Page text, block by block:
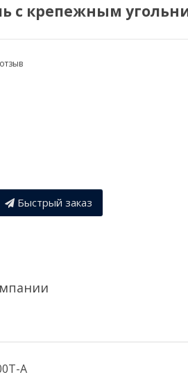
с крепежным
Быстрый заказ
A